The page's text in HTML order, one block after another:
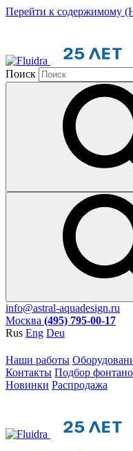
Перейти к содержимому
Поиск
info@astral-aquadesign.ru
Москва (495) 795-00-17
Rus Eng Deu
Наши работы
Контакты Подбор
Новинки Распродажа